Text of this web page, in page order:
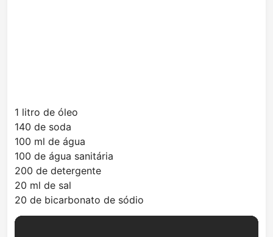
1 litro de óleo
140 de soda
100 ml de água
100 de água sanitária
200 de detergente
20 ml de sal
20 de bicarbonato de sódio